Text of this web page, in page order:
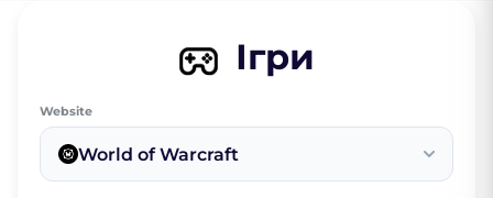
Ігри
Website
World of Warcraft